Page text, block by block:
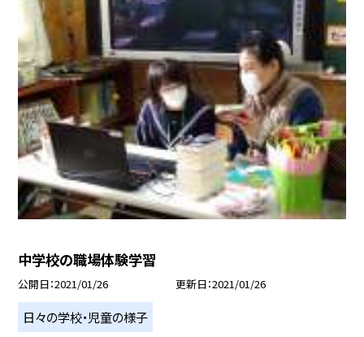
中学校の職場体験学習
公開日 2021/01/26 更新日 2021/01/26
日々の学校・児童の様子